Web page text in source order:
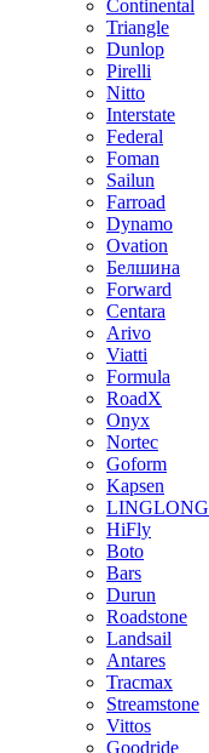
Continental
Triangle
Dunlop
Pirelli
Nitto
Interstate
Federal
Foman
Sailun
Farroad
Dynamo
Ovation
Белшина
Forward
Centara
Arivo
Viatti
Formula
RoadX
Onyx
Nortec
Goform
Kapsen
LINGLONG
HiFly
Boto
Bars
Durun
Roadstone
Landsail
Antares
Tracmax
Streamstone
Vittos
Goodride